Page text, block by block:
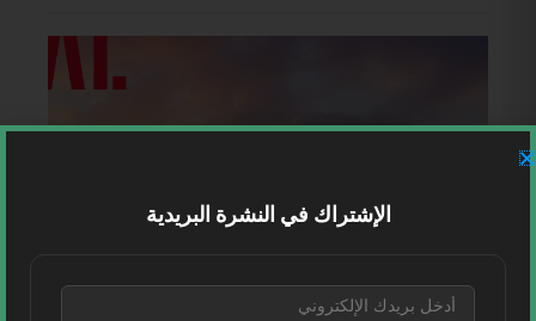
الإشتراك في النشرة البريدية